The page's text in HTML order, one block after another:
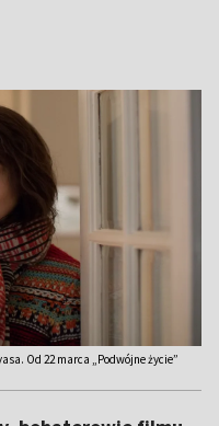
Od 22 marca „Podwójne życie”